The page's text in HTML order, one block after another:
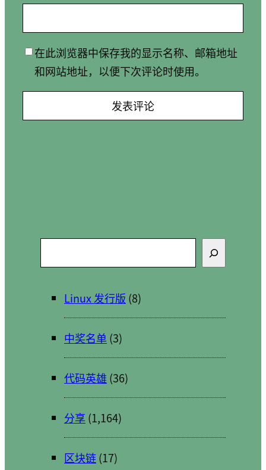
在此浏览器中保存我的显示名称、邮箱地址
和网站地址，以便下次评论时使用。
索
Linux 发行版 (8)
中奖名单 (3)
代码英雄 (36)
分享 (1,164)
区块链(17)